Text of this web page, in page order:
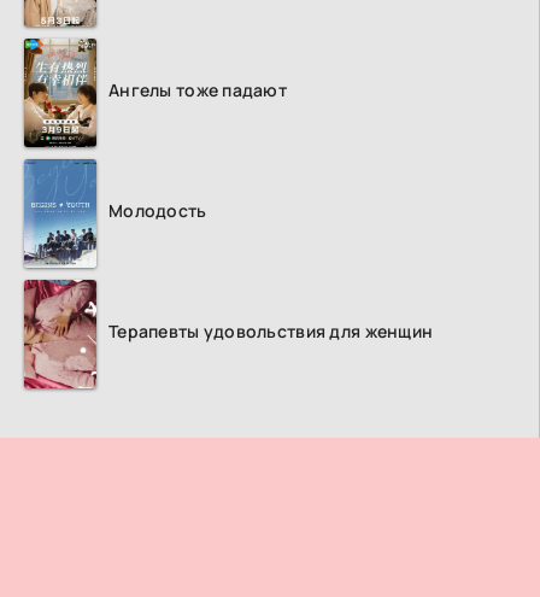
Ангелы тоже падают
Молодость
Терапевты удовольствия для женщин